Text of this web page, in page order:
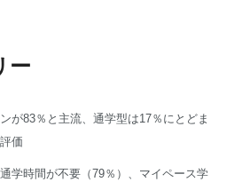
ー
が83％と主流、通学型は17％にとどま
価
学時間が不要（79％）、マイペース学